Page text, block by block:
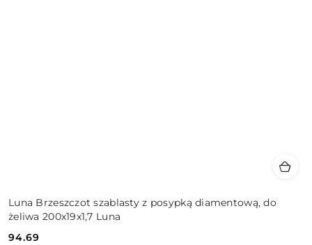
Luna Brzeszczot szablasty z posypką diamentową, do
żeliwa 200x19x1,7 Luna
94.69